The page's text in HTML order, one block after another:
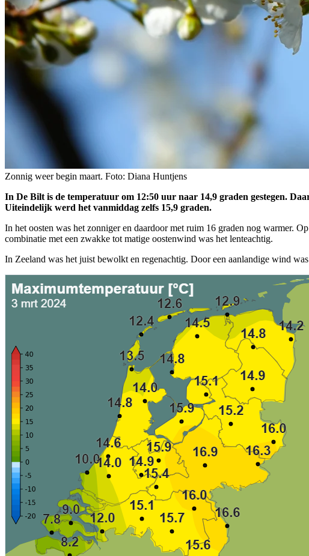
Zonnig weer begin maart. Foto: Diana Huntjens
In De Bilt is de temperatuur om 12:50 uur naar 14,9 graden gestegen.
Uiteindelijk werd het vanmiddag zelfs 15,9 graden.
In het oosten was het zonniger en daardoor met ruim 16 graden nog warmer.
combinatie met een zwakke tot matige oostenwind was het lenteachtig.
In Zeeland was het juist bewolkt en regenachtig. Door een aanlandige wind